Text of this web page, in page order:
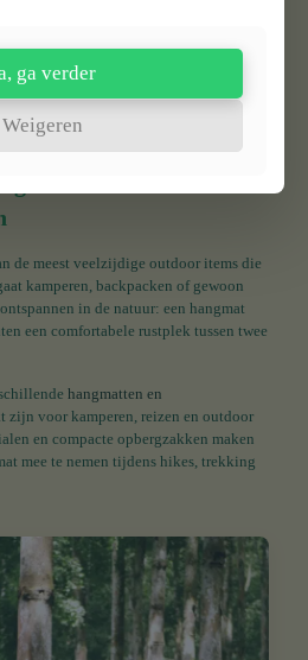
de meest veelzijdige outdoor items die
kamperen, backpacken of gewoon
in de natuur: een hangmat
een comfortabele rustplek tussen twee
hangmatten en
zijn voor kamperen, reizen en outdoor
en compacte opbergzakken maken
mee te nemen tijdens hikes, trekking
Weigeren
ga verder